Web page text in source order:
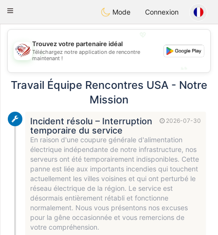
StatesDating
Toggle
Mode Connexion
💖
💕
Trouvez votre partenaire idéal
Téléchargez notre application de rencontre
maintenant !
Travail Équipe Rencontres USA - Notre
Mission
2026-07-30
Incident résolu – Interruption
temporaire du service
En raison d'une coupure générale d'alimentation
électrique indépendante de notre infrastructure, nos
serveurs ont été temporairement indisponibles. Cette
panne est liée aux importants incendies qui touchent
actuellement les villes voisines et qui ont perturbé le
réseau électrique de la région. Le service est
désormais entièrement rétabli et fonctionne
normalement. Nous vous présentons nos excuses
pour la gêne occasionnée et vous remercions de
votre compréhension.